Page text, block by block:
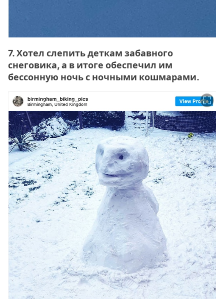
7. Хотел слепить деткам забавного
снеговика, а в итоге обеспечил им
бессонную ночь с ночными кошмарами.